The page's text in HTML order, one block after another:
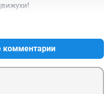
комментарии